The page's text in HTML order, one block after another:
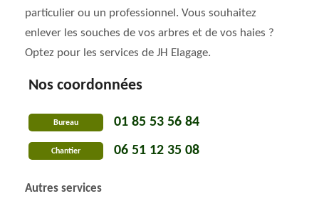
particulier ou un professionnel. Vous souhaitez
enlever les souches de vos arbres et de vos haies ?
Optez pour les services de JH Elagage.
Nos coordonnées
Bureau 01 85 53 56 84
Chantier 06 51 12 35 08
Autres services